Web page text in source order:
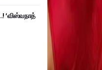
‘விஸ்வநாத்